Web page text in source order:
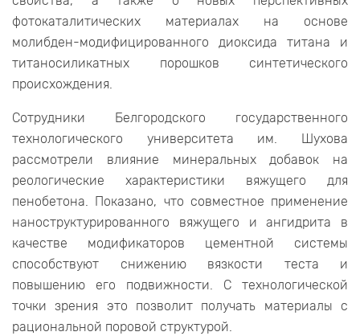
фотокаталитических материалах на основе
молибден-модифицированного диоксида титана и
титаносиликатных порошков синтетического
происхождения.
Сотрудники Белгородского государственного
технологического университета им. Шухова
рассмотрели влияние минеральных добавок на
реологические характеристики вяжущего для
пенобетона. Показано, что совместное применение
наноструктурированного вяжущего и ангидрита в
качестве модификаторов цементной системы
способствуют снижению вязкости теста и
повышению его подвижности. С технологической
точки зрения это позволит получать материалы с
рациональной поровой структурой.